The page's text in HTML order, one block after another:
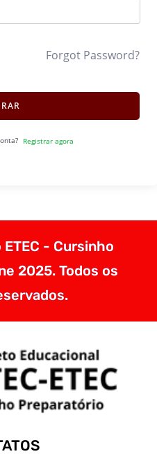
Forgot Password?
Registrar agora
- Cursinho
2025. Todos os